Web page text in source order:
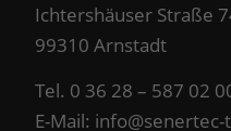
Ichtershäuser Straße
99310 Arnstadt
Tel. 0 36 28 – 587 02
E-Mail: